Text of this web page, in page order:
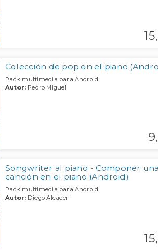
15,
Colección de pop en el piano
Pack multimedia para Android
Autor: Pedro Miguel
9,
Songwriter al piano - Componer
canción en el piano (Android)
Pack multimedia para Android
Autor: Diego Alcacer
15,